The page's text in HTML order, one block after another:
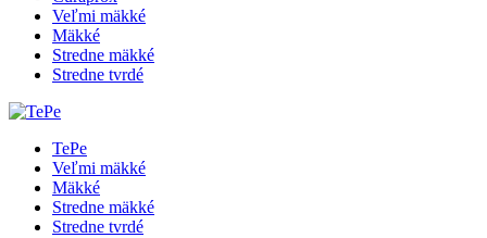
Veľmi mäkké
Mäkké
Stredne mäkké
Stredne tvrdé
TePe
Veľmi mäkké
Mäkké
Stredne mäkké
Stredne tvrdé